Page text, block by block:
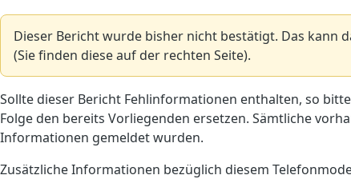
Dieser Bericht wurde bisher nicht bestätigt. Das kann
(Sie finden diese auf der rechten Seite).
Sollte dieser Bericht Fehlinformationen enthalten, so
Folge den bereits Vorliegenden ersetzen. Sämtliche
Informationen gemeldet wurden.
Zusätzliche Informationen bezüglich diesem